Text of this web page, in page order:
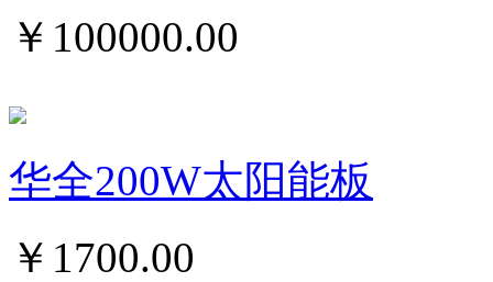
￥ 100000.00
华全200W太阳能板
￥ 1700.00